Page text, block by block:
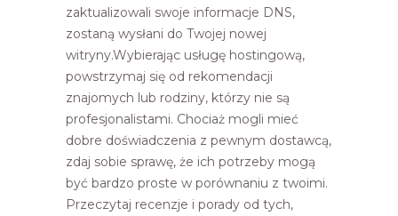
zaktualizowali swoje informacje DNS,
zostaną wysłani do Twojej nowej
witryny.Wybierając usługę hostingową,
powstrzymaj się od rekomendacji
znajomych lub rodziny, którzy nie są
profesjonalistami. Chociaż mogli mieć
dobre doświadczenia z pewnym dostawcą,
zdaj sobie sprawę, że ich potrzeby mogą
być bardzo proste w porównaniu z twoimi.
Przeczytaj recenzje i porady od tych,